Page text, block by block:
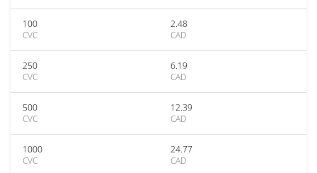
100
CVC
2.48
CAD
250
CVC
6.19
CAD
500
CVC
12.39
CAD
1000
CVC
24.77
CAD